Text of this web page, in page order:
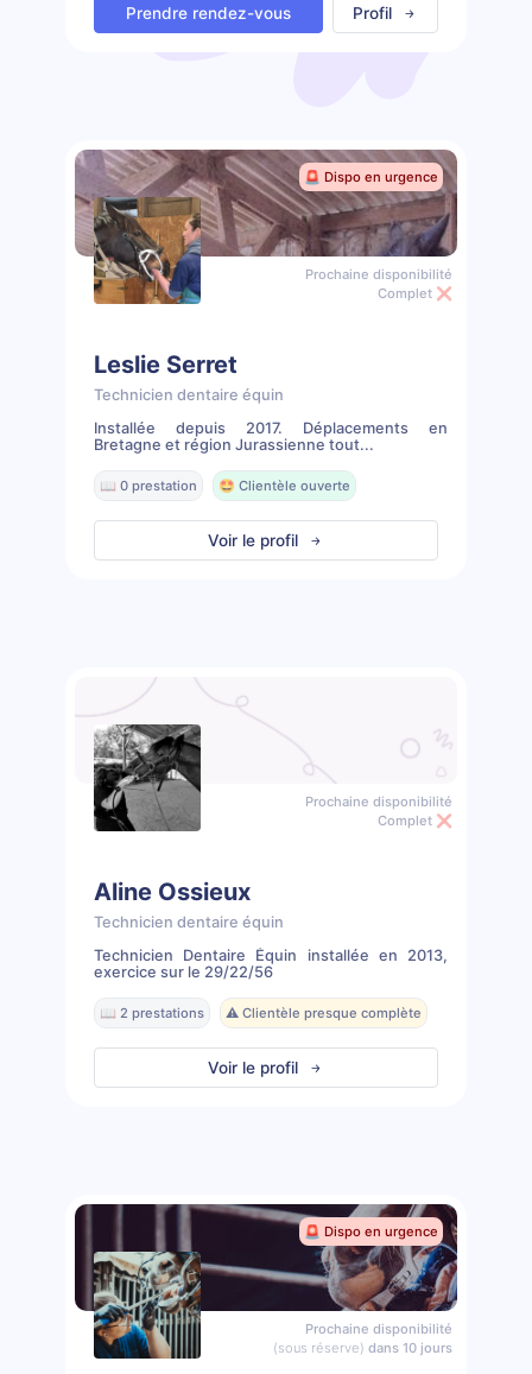
Prendre rendez-vous Profil
🚨 Dispo en urgence
Prochaine disponibilité
Complet ❌
Leslie Serret
Technicien dentaire équin
Installée depuis 2017. Déplacements en
Bretagne et région Jurassienne tout...
📖 0 prestation 🤩 Clientèle ouverte
Voir le profil
Prochaine disponibilité
Complet ❌
Aline Ossieux
Technicien dentaire équin
Technicien Dentaire Équin installée en 2013,
exercice sur le 29/22/56
📖 2 prestations ⚠️ Clientèle presque complète
Voir le profil
🚨 Dispo en urgence
Prochaine disponibilité
(sous réserve) dans 10 jours